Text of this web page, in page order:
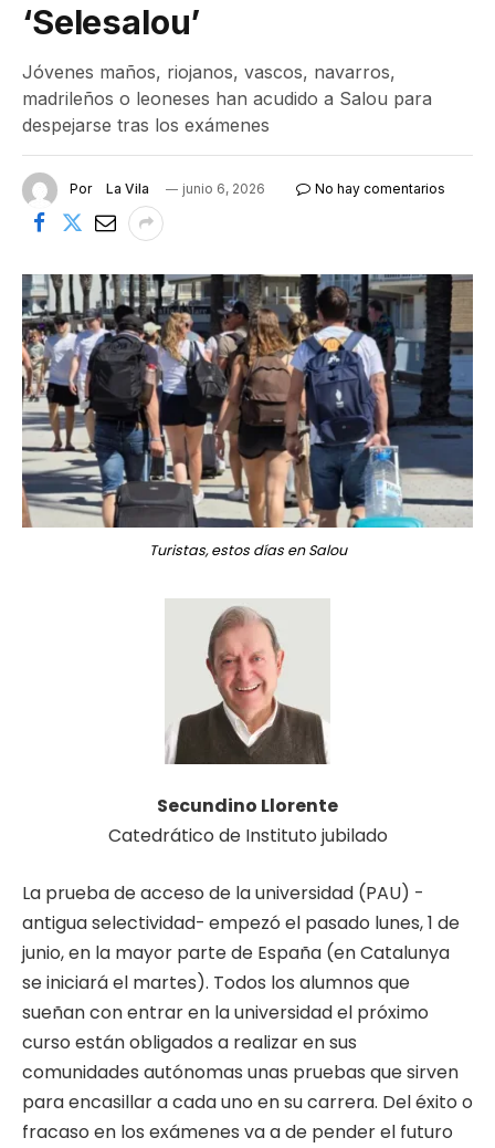
‘Selesalou’
Jóvenes maños, riojanos, vascos, navarros,
madrileños o leoneses han acudido a Salou para
despejarse tras los exámenes
Por La Vila junio 6, 2026 No hay comentarios
Turistas, estos días en Salou
Secundino Llorente
Catedrático de Instituto jubilado
La prueba de acceso de la universidad (PAU) -
antigua selectividad- empezó el pasado lunes, 1 de
junio, en la mayor parte de España (en Catalunya
se iniciará el martes). Todos los alumnos que
sueñan con entrar en la universidad el próximo
curso están obligados a realizar en sus
comunidades autónomas unas pruebas que sirven
para encasillar a cada uno en su carrera. Del éxito o
fracaso en los exámenes va a de pender el futuro